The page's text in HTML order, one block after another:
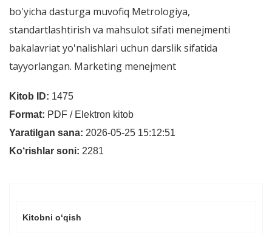
bo'yicha dasturga muvofiq Metrologiya,
standartlashtirish va mahsulot sifati menejmenti
bakalavriat yo'nalishlari uchun darslik sifatida
tayyorlangan. Marketing menejment
Kitob ID: 1475
Format: PDF / Elektron kitob
Yaratilgan sana: 2026-05-25 15:12:51
Ko‘rishlar soni: 2281
Kitobni o‘qish